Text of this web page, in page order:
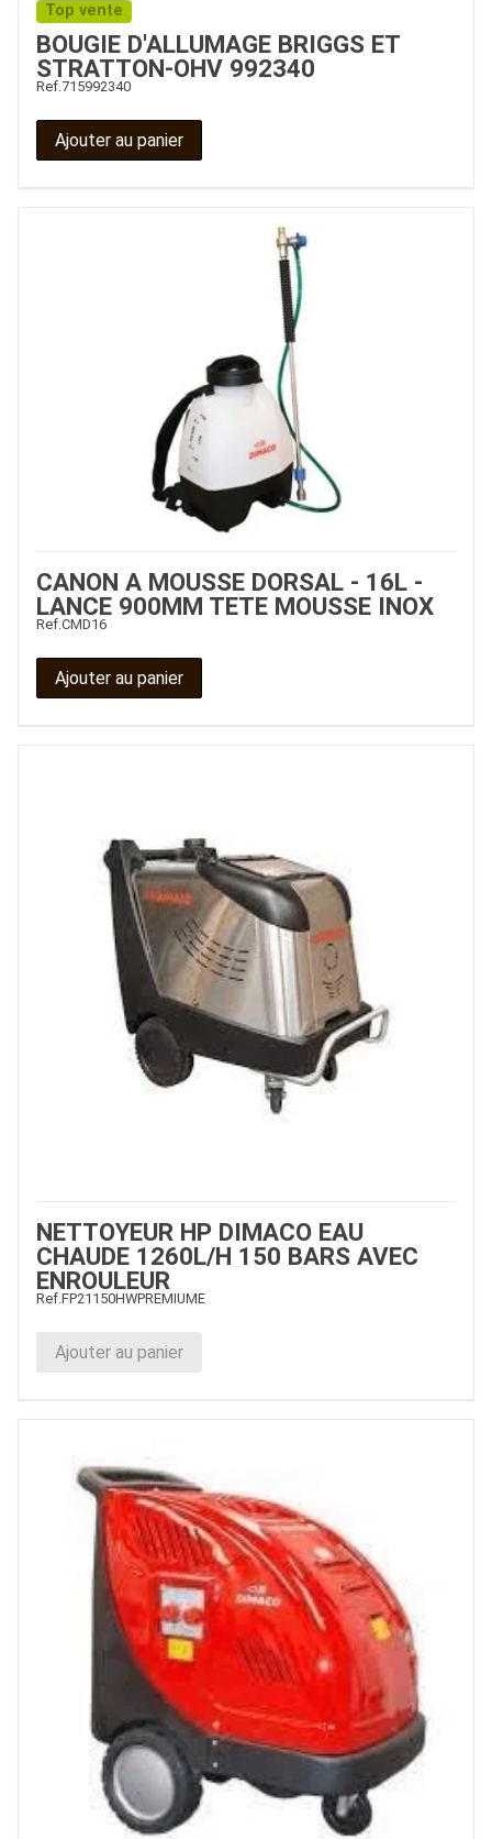
Top vente
BOUGIE D'ALLUMAGE BRIGGS ET
STRATTON-OHV 992340
Ref. 715992340
Ajouter au panier
CANON A MOUSSE DORSAL - 16L -
LANCE 900MM TETE MOUSSE INOX
Ref. CMD16
Ajouter au panier
NETTOYEUR HP DIMACO EAU
CHAUDE 1260L/H 150 BARS AVEC
ENROULEUR
Ref. FP21150HWPREMIUME
Ajouter au panier